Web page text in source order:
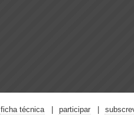
ficha técnica participar